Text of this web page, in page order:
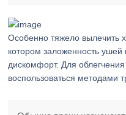
Особенно тяжело вылечить
котором заложенность
дискомфорт. Для
воспользоваться методами